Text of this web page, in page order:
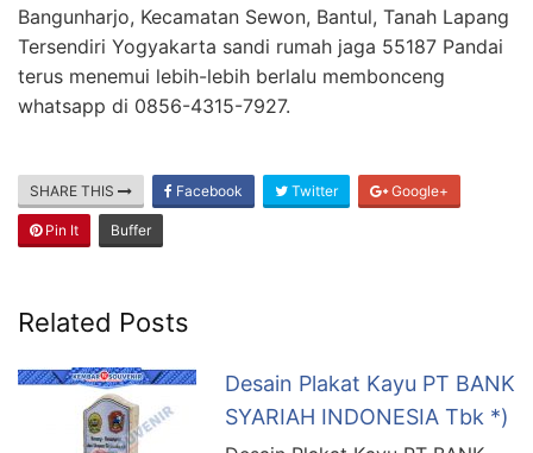
Bangunharjo, Kecamatan Sewon, Bantul, Tanah Lapang
Tersendiri Yogyakarta sandi rumah jaga 55187 Pandai
terus menemui lebih-lebih berlalu membonceng
whatsapp di 0856-4315-7927.
SHARE THIS Facebook Twitter Google+
Pin It Buffer
Related Posts
Desain Plakat Kayu PT BANK
SYARIAH INDONESIA Tbk *)